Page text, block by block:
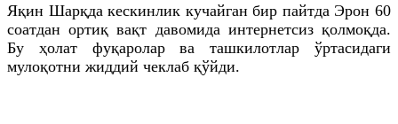
Яқин Шарқда кескинлик кучайган бир пайтда Эрон 60
соатдан ортиқ вақт давомида интернетсиз қолмоқда.
Бу ҳолат фуқаролар ва ташкилотлар ўртасидаги
мулоқотни жиддий чеклаб қўйди.